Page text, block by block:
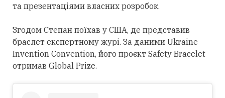
та презентаціями власних розробок.
Згодом Степан поїхав у США, де представив
браслет експертному журі. За даними Ukraine
Invention Convention, його проєкт Safety Bracelet
отримав Global Prize.